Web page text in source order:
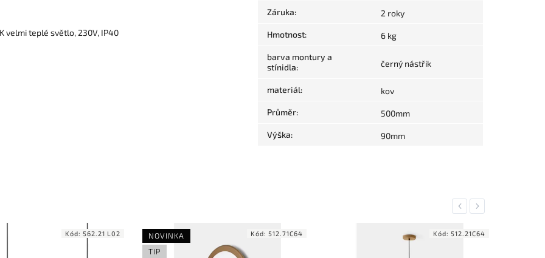
velmi teplé světlo, 230V, IP40
Záruka: 2 roky
Hmotnost: 6 kg
barva montury a
stínidla: černý nástřik
materiál: kov
Průměr: 500mm
Výška: 90mm
Previous
NOVINKA
Kód:512.71C64
NOVINKA
Next